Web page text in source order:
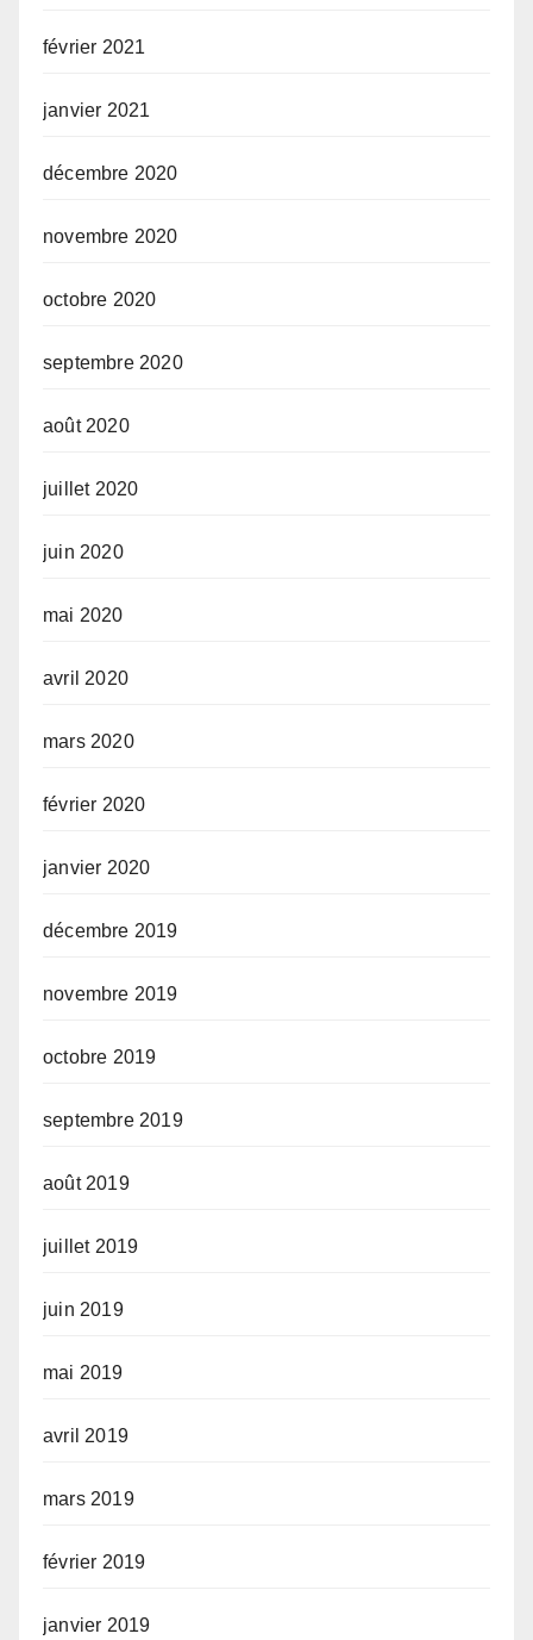
février 2021
janvier 2021
décembre 2020
novembre 2020
octobre 2020
septembre 2020
août 2020
juillet 2020
juin 2020
mai 2020
avril 2020
mars 2020
février 2020
janvier 2020
décembre 2019
novembre 2019
octobre 2019
septembre 2019
août 2019
juillet 2019
juin 2019
mai 2019
avril 2019
mars 2019
février 2019
janvier 2019